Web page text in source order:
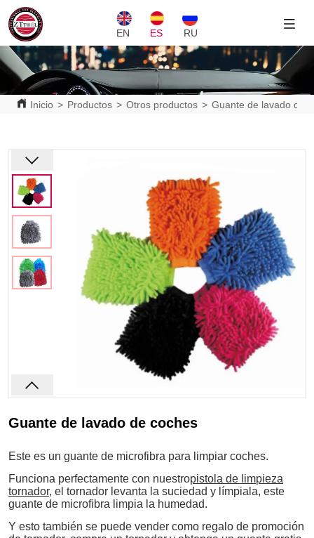
EN ES RU
Inicio > Productos > Otros productos > Guante de lavado de
Guante de lavado de coches